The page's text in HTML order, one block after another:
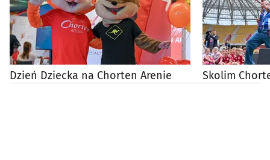
Dzień Dziecka na Chorten Arenie Skolim